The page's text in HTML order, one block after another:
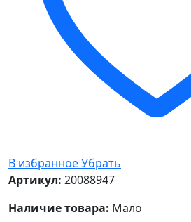
В избранноеУбрать
Артикул: 20088947
Наличие товара: Мало